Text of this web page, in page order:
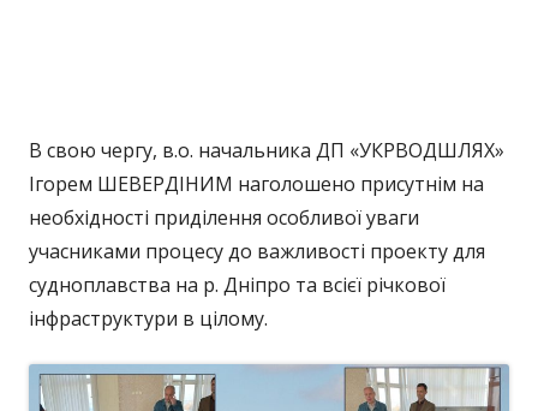
В свою чергу, в.о. начальника ДП «УКРВОДШЛЯХ»
Ігорем ШЕВЕРДІНИМ наголошено присутнім на
необхідності приділення особливої уваги
учасниками процесу до важливості проекту для
судноплавства на р. Дніпро та всієї річкової
інфраструктури в цілому.